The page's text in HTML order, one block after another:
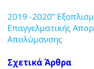
2019 -2020”
Επαγγελματικής
Απολύμανσης
Σχετικά Άρθρα